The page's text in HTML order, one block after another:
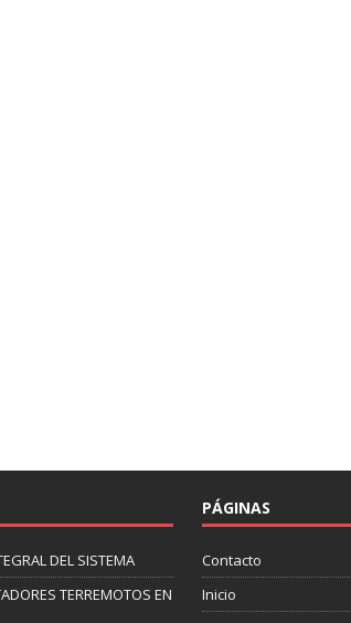
DEL SISTEMA
TERREMOTOS EN
PÁGINAS
Contacto
Inicio